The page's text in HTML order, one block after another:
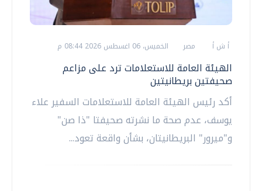
أ ش أ مصر الخميس، 06 اغسطس 2026 08:44 م
الهيئة العامة للاستعلامات ترد على مزاعم
صحيفتين بريطانيتين
أكد رئيس الهيئة العامة للاستعلامات السفير علاء
يوسف، عدم صحة ما نشرته صحيفتا "ذا صن"
و"ميرور" البريطانيتان، بشأن واقعة تعود...